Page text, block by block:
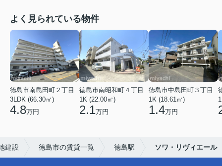
よく見られている物件
徳島市南島田町２丁目
3LDK (66.30㎡)
4.8万円
徳島市南昭和町４丁目
1K (22.00㎡)
2.1万円
徳島市中島田町３丁目
1K (18.61㎡)
1.4万円
建設 徳島市の賃貸一覧 徳島駅 ソワ・リヴィエール